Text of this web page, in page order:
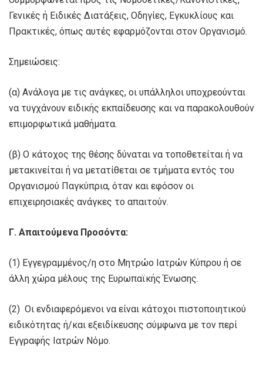
Γενικές ή Ειδικές Διατάξεις, Οδηγίες, Εγκυκλίους και
Πρακτικές, όπως αυτές εφαρμόζονται στον Οργανισμό.
Σημειώσεις:
(α) Ανάλογα με τις ανάγκες, οι υπάλληλοι υποχρεούνται
να τυγχάνουν ειδικής εκπαίδευσης και να παρακολουθούν
επιμορφωτικά μαθήματα.
(β) Ο κάτοχος της θέσης δύναται να τοποθετείται ή να
μετακινείται ή να μετατίθεται σε τμήματα εντός του
Οργανισμού Παγκύπρια, όταν και εφόσον οι
επιχειρησιακές ανάγκες το απαιτούν.
Γ. Απαιτούμενα Προσόντα:
(1) Εγγεγραμμένος/η στο Μητρώο Ιατρών Κύπρου ή σε
άλλη χώρα μέλους της Ευρωπαϊκής Ένωσης.
(2) Οι ενδιαφερόμενοι να είναι κάτοχοι πιστοποιητικού
ειδικότητας ή/και εξειδίκευσης σύμφωνα με τον περί
Εγγραφής Ιατρών Νόμο.